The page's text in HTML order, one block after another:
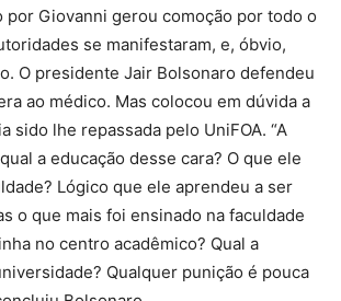
por Giovanni gerou comoção por todo o
se manifestaram, e, óbvio,
O presidente Jair Bolsonaro defendeu
ao médico. Mas colocou em dúvida a
sido lhe repassada pelo UniFOA. “A
a educação desse cara? O que ele
Lógico que ele aprendeu a ser
o que mais foi ensinado na faculdade
no centro acadêmico? Qual a
Qualquer punição é pouca